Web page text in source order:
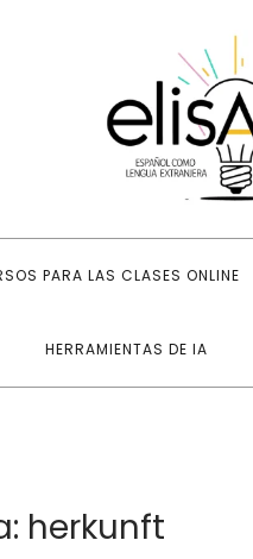
PARA LAS CLASES ONLINE
HERRAMIENTAS DE IA
herkunft